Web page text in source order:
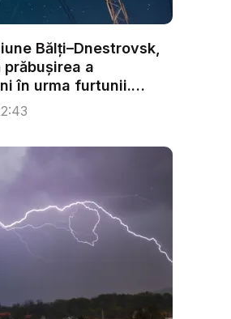
Bălți–Dnestrovsk,
a
în urma furtunii.